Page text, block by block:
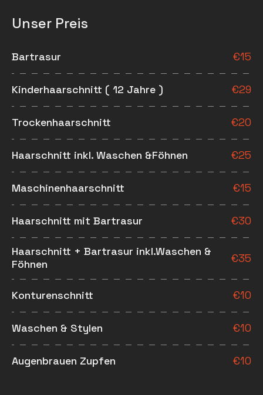
Unser Preis
Bartrasur €15
Kinderhaarschnitt ( 12 Jahre ) €29
Trockenhaarschnitt €20
Haarschnitt inkl. Waschen &Föhnen €25
Maschinenhaarschnitt €15
Haarschnitt mit Bartrasur €30
Haarschnitt + Bartrasur inkl.Waschen &
Föhnen
€35
Konturenschnitt €10
Waschen & Stylen €10
Augenbrauen Zupfen €10